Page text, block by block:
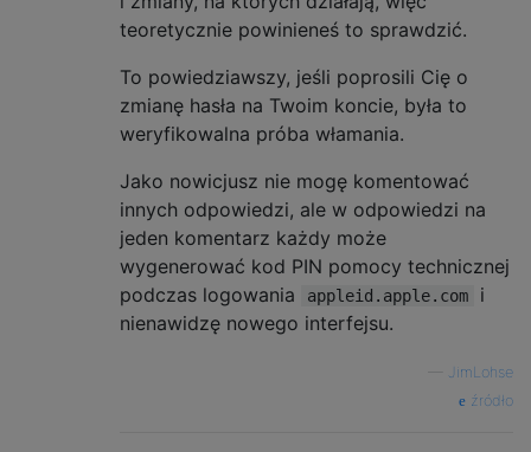
teoretycznie powinieneś to sprawdzić.
To powiedziawszy, jeśli poprosili Cię o
zmianę hasła na Twoim koncie, była to
weryfikowalna próba włamania.
Jako nowicjusz nie mogę komentować
innych odpowiedzi, ale w odpowiedzi na
jeden komentarz każdy może
wygenerować kod PIN pomocy technicznej
podczas logowania
appleid.apple.com
i
nienawidzę nowego interfejsu.
JimLohse
źródło